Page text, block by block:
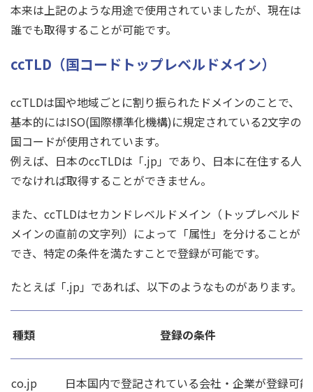
本来は上記のような用途で使用されていましたが、現在は
誰でも取得することが可能です。
ccTLD（国コードトップレベルドメイン）
ccTLDは国や地域ごとに割り振られたドメインのことで、
基本的にはISO(国際標準化機構)に規定されている2文字の
国コードが使用されています。
例えば、日本のccTLDは「.jp」であり、日本に在住する人
でなければ取得することができません。
また、ccTLDはセカンドレベルドメイン（トップレベルド
メインの直前の文字列）によって「属性」を分けることが
でき、特定の条件を満たすことで登録が可能です。
たとえば「.jp」であれば、以下のようなものがあります。
種類 登録の条件
co.jp 日本国内で登記されている会社・企業が登録可能